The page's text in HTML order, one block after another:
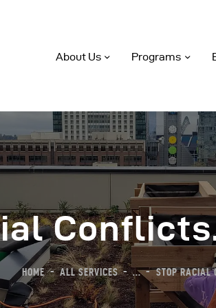
About Us Programs
HOME ALL SERVICES ... STOP RACIAL
Us
Us